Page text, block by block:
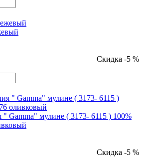
Скидка -5 %
Gamma" мулине ( 3173- 6115 ) 100%
Скидка -5 %